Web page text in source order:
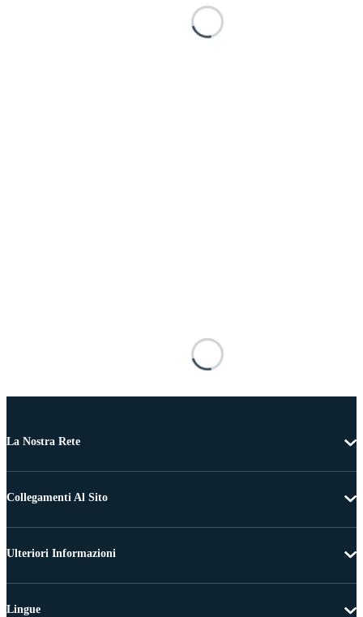
La Nostra Rete
Collegamenti Al Sito
Ulteriori Informazioni
Lingue